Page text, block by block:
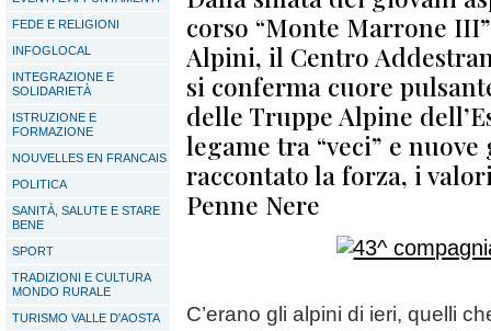
FEDE E RELIGIONI
INFOGLOCAL
INTEGRAZIONE E
SOLIDARIETÀ
ISTRUZIONE E
FORMAZIONE
NOUVELLES EN FRANCAIS
POLITICA
SANITÀ, SALUTE E STARE
BENE
SPORT
TRADIZIONI E CULTURA
MONDO RURALE
TURISMO VALLE D'AOSTA
corso “Monte Marrone
Alpini, il Centro
si conferma cuore
delle Truppe Alpine
legame tra “veci” e
raccontato la forza, i
Penne Nere
C’erano gli alpini di ieri, quelli